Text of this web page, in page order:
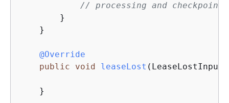
// processing and
        }
    }
@Override
public
void leaseLost
    }